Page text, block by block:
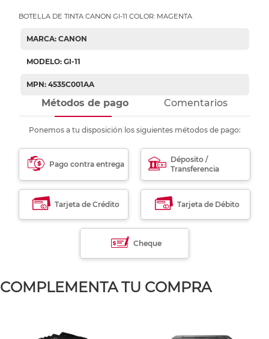
BOTELLA DE TINTA CANON GI-11 COLOR: MAGENTA
MARCA: CANON
MODELO: GI-11
MPN: 4535C001AA
Métodos de pago Comentarios
Ponemos a tu disposición los siguientes métodos de pago:
Pago contra entrega
Déposito /
Transferencia
Tarjeta de Crédito Tarjeta de Débito
Cheque
COMPLEMENTA TU COMPRA